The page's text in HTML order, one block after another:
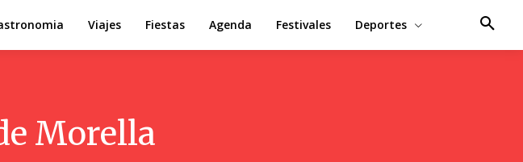
Viajes Fiestas Agenda Festivales Deportes
Morella